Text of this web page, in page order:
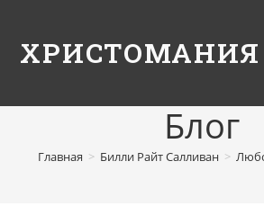
ХРИСТОМАНИЯ
Блог
Главная > Билли Райт Салливан >